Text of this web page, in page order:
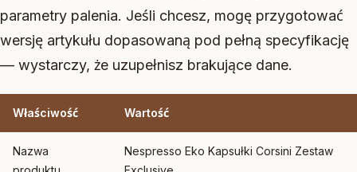
parametry palenia. Jeśli chcesz, mogę przygotować
wersję artykułu dopasowaną pod pełną specyfikację
— wystarczy, że uzupełnisz brakujące dane.
Właściwość Wartość
Nazwa
Nespresso Eko Kapsułki Corsini Zestaw